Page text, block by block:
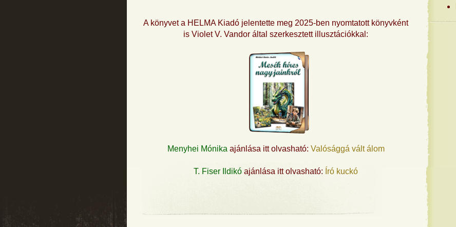
A könyvet a HELMA Kiadó jelentette meg 2025-ben nyomtatott könyvként
is Violet V. Vandor által szerkesztett illusztációkkal:
Menyhei Mónika ajánlása itt olvasható: Valósággá vált álom
T. Fiser Ildikó ajánlása itt olvasható: Író kuckó